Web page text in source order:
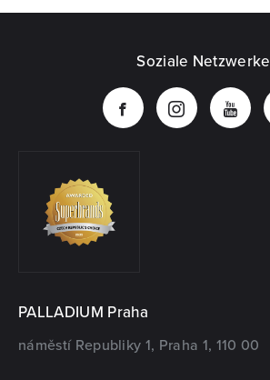
PALLADIUM Praha
náměstí Republiky 1, Praha 1, 110 00
Soziale Netzwerke